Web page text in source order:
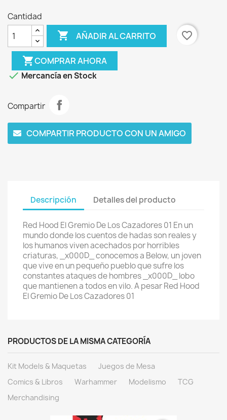
Cantidad
 AÑADIR AL CARRITO favorite_border
shopping_cartCOMPRAR AHORA
 Mercancía en Stock
Compartir
COMPARTIR PRODUCTO CON UN AMIGO
Descripción Detalles del producto
Red Hood El Gremio De Los Cazadores 01 En un
mundo donde los cuentos de hadas son reales y
los humanos viven acechados por horribles
criaturas, _x000D_ conocemos a Below, un joven
que vive en un pequeño pueblo que sufre los
constantes ataques de hombres _x000D_ lobo
que mantienen a todos en vilo. A pesar Red Hood
El Gremio De Los Cazadores 01
PRODUCTOS DE LA MISMA CATEGORÍA
Kit Models & Maquetas
Juegos de Mesa
Comics & Libros
Warhammer Modelismo
TCG
Merchandising